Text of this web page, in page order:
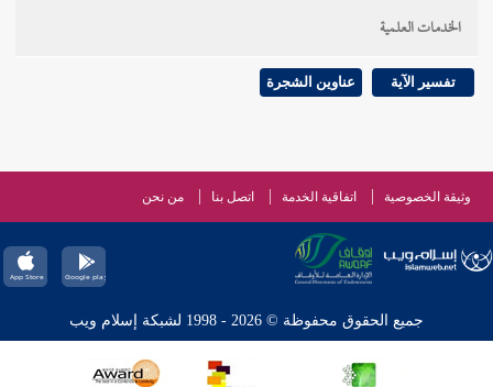
الخدمات العلمية
تفسير الآية عناوين الشجرة
وثيقة الخصوصية اتفاقية الخدمة اتصل بنا من نحن
جميع الحقوق محفوظة © 2026 - 1998 لشبكة إسلام ويب